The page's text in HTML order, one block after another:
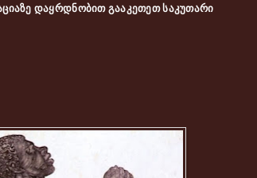
დაყრდნობით გააკეთეთ საკუთარი